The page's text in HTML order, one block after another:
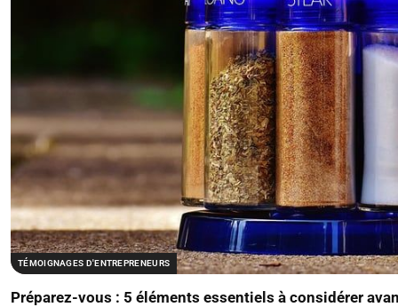
TÉMOIGNAGES D'ENTREPRENEURS
Préparez-vous : 5 éléments essentiels à considérer